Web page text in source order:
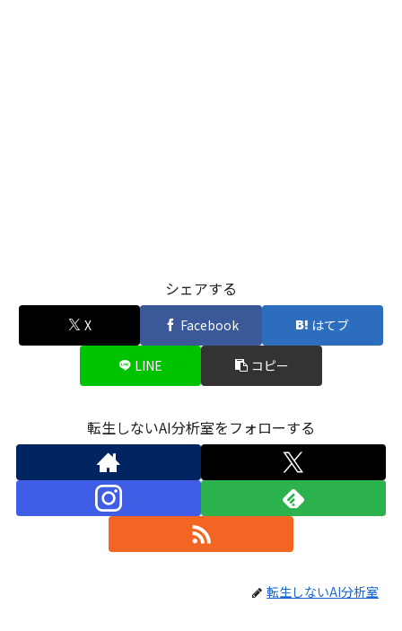
シェアする
X Facebook はてブ
LINE コピー
転生しないAI分析室をフォローする
転生しないAI分析室